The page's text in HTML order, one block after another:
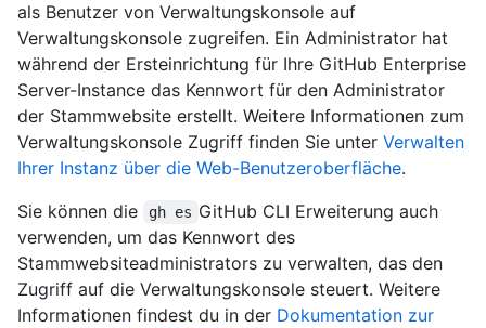
als Benutzer von Verwaltungskonsole auf
Verwaltungskonsole zugreifen. Ein Administrator hat
während der Ersteinrichtung für Ihre GitHub Enterprise
Server-Instance das Kennwort für den Administrator
der Stammwebsite erstellt. Weitere Informationen zum
Verwaltungskonsole Zugriff finden Sie unter Verwalten
Ihrer Instanz über die Web-Benutzeroberfläche.
Sie können die
gh es GitHub CLI Erweiterung auch
verwenden, um das Kennwort des
Stammwebsiteadministrators zu verwalten, das den
Zugriff auf die Verwaltungskonsole steuert. Weitere
Informationen findest du in der Dokumentation zur